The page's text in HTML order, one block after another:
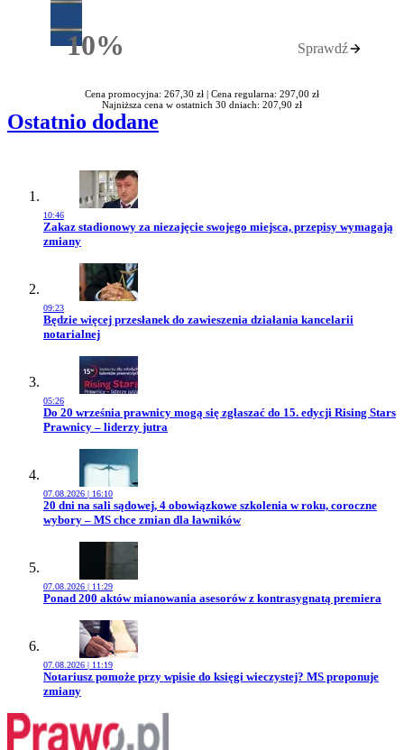
10%Rabatu Sprawdź
Cena promocyjna: 267,30 zł | Cena regularna: 297,00 zł
Najniższa cena w ostatnich 30 dniach: 207,90 zł
Ostatnio dodane
10:46
Przejdź do artykułu:
Zakaz stadionowy za niezajęcie swojego miejsca, przepisy wymagają
zmiany
09:23
Przejdź do artykułu:
Będzie więcej przesłanek do zawieszenia działania kancelarii
notarialnej
05:26
Przejdź do artykułu:
Do 20 września prawnicy mogą się zgłaszać do 15. edycji Rising Stars
Prawnicy – liderzy jutra
07.08.2026 | 16:10
Przejdź do artykułu:
20 dni na sali sądowej, 4 obowiązkowe szkolenia w roku, coroczne
wybory – MS chce zmian dla ławników
07.08.2026 | 11:29
Przejdź do artykułu:
Ponad 200 aktów mianowania asesorów z kontrasygnatą premiera
07.08.2026 | 11:19
Przejdź do artykułu:
Notariusz pomoże przy wpisie do księgi wieczystej? MS proponuje
zmiany